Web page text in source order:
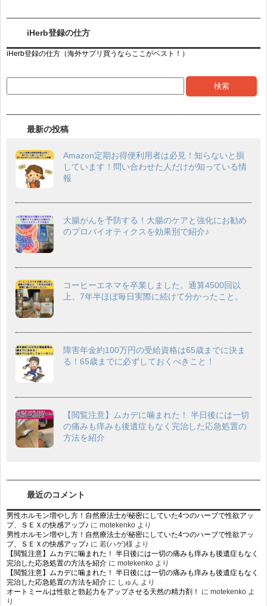
iHerb登録の仕方
iHerb登録の仕方（海外サプリ買うならここがベスト！）
最新の投稿
Amazon定期お得便利用者は必見！知らないと損
しています！問い合わせた人だけが知っている情
報
大腸がんを予防する！大腸のケアと強化にお勧め
のプロバイオティクスを効果別で紹介♪
コーヒーエネマを卒業しました。通算4500回以
上、7年半ほぼ毎日実際に続けて分かったこと。
障害年金約100万円の受給資格は65歳までに決ま
る！65歳までに必ずしておくべきこと！
【閲覧注意】ムカデに噛まれた！ 半日後には一切
の痛みも痒みも後遺症もなく完治した応急処置の
方法を紹介
最近のコメント
男性ホルモン増やし方！自然療法士が秘密にしていた4つのハーブで性欲アッ
プ、ＳＥＸの快感アップ♪ に motekenko より
男性ホルモン増やし方！自然療法士が秘密にしていた4つのハーブで性欲アッ
プ、ＳＥＸの快感アップ♪ に 若(ハゲ)様 より
【閲覧注意】ムカデに噛まれた！ 半日後には一切の痛みも痒みも後遺症もなく
完治した応急処置の方法を紹介 に motekenko より
【閲覧注意】ムカデに噛まれた！ 半日後には一切の痛みも痒みも後遺症もなく
完治した応急処置の方法を紹介 に しゅん より
オートミールは性欲と勃起力をアップさせる天然の精力剤！
に motekenko よ
り